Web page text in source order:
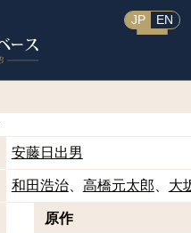
JP EN
安藤日出男
和田浩治 高橋元太郎 大
原作